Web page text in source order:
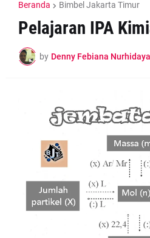
Beranda Bimbel Jakarta Timur
Pelajaran IPA
by Denny Febiana